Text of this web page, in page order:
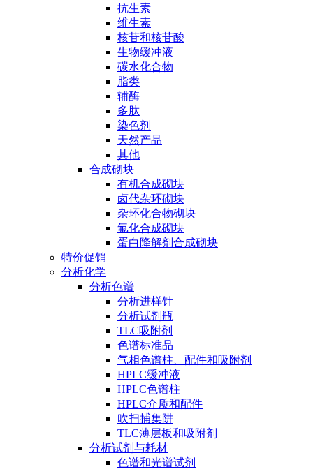
抗生素
维生素
核苷和核苷酸
生物缓冲液
碳水化合物
脂类
辅酶
多肽
染色剂
天然产品
其他
合成砌块
有机合成砌块
卤代杂环砌块
杂环化合物砌块
氟化合成砌块
蛋白降解剂合成砌块
特价促销
分析化学
分析色谱
分析进样针
分析试剂瓶
TLC吸附剂
色谱标准品
气相色谱柱、配件和吸附剂
HPLC缓冲液
HPLC色谱柱
HPLC介质和配件
吹扫捕集阱
TLC薄层板和吸附剂
分析试剂与耗材
色谱和光谱试剂